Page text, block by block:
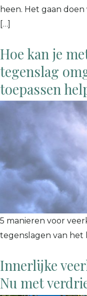
heen. Het gaan
[…]
Hoe kan je
tegenslag
toepassen
5 manieren voor
tegenslagen van het
Innerlijke
Nu met